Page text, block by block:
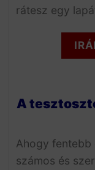
rátesz egy
A
Ahogy
számos és